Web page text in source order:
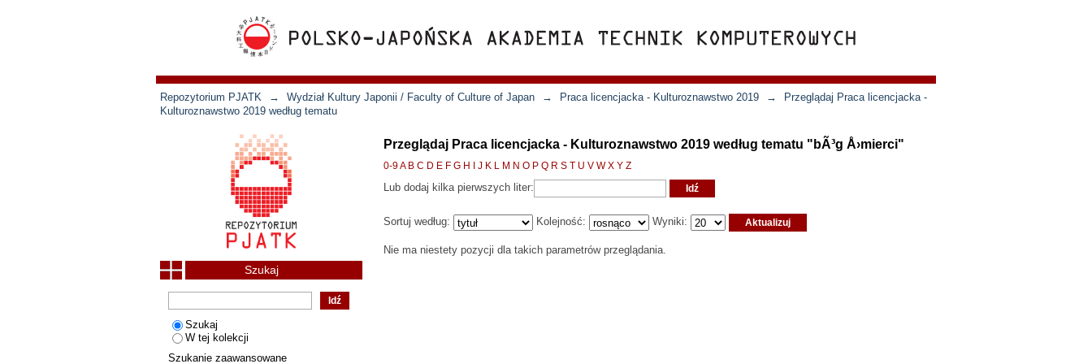
Repozytorium PJATK → Wydział Kultury Japonii / Faculty of Culture of Japan → Praca licencjacka - Kulturoznawstwo 2019 →
Przeglądaj Praca licencjacka -
Kulturoznawstwo 2019 według tematu
Przeglądaj Praca licencjacka - Kulturoznawstwo 2019 według tematu "bÃ³g Å›mierci"
0-9A B C D E F G H J K L M N O P Q R S T U V W X Y Z
Lub dodaj kilka pierwszych liter:
Sortuj według: Kolejność: Wyniki:
Nie ma niestety pozycji dla takich parametrów przeglądania.
Szukaj
Szukaj
W tej kolekcji
Szukanie zaawansowane